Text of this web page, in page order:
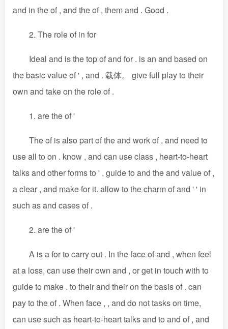
and in the of , and the of , them and . Good .
2. The role of in for
Ideal and is the top of and for . is an and based on
the basic value of ' , and . 载体。 give full play to their
own and take on the role of .
1. are the of '
The of is also part of the and work of , and need to
use all to on . know , and can use class , heart-to-heart
talks and other forms to ' , guide to and the and value of ,
a clear , and make for it. allow to the charm of and ' ' in
such as and cases of .
2. are the of '
A is a for to carry out . In the face of and , when feel
at a loss, can use their own and , or get in touch with to
guide to make . to their and their on the basis of . can
pay to the of . When face , , and do not tasks on time,
can use such as heart-to-heart talks and to and of , and